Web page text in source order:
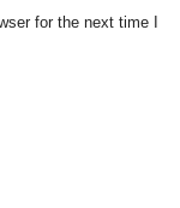
for the next time I